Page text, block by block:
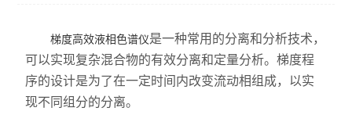
通用型气相色谱仪
水份测定仪
梯度高效液相色谱仪是一种常用的分离和分析技术，
可以实现复杂混合物的有效分离和定量分析。梯度程
序的设计是为了在一定时间内改变流动相组成，以实
现不同组分的分离。